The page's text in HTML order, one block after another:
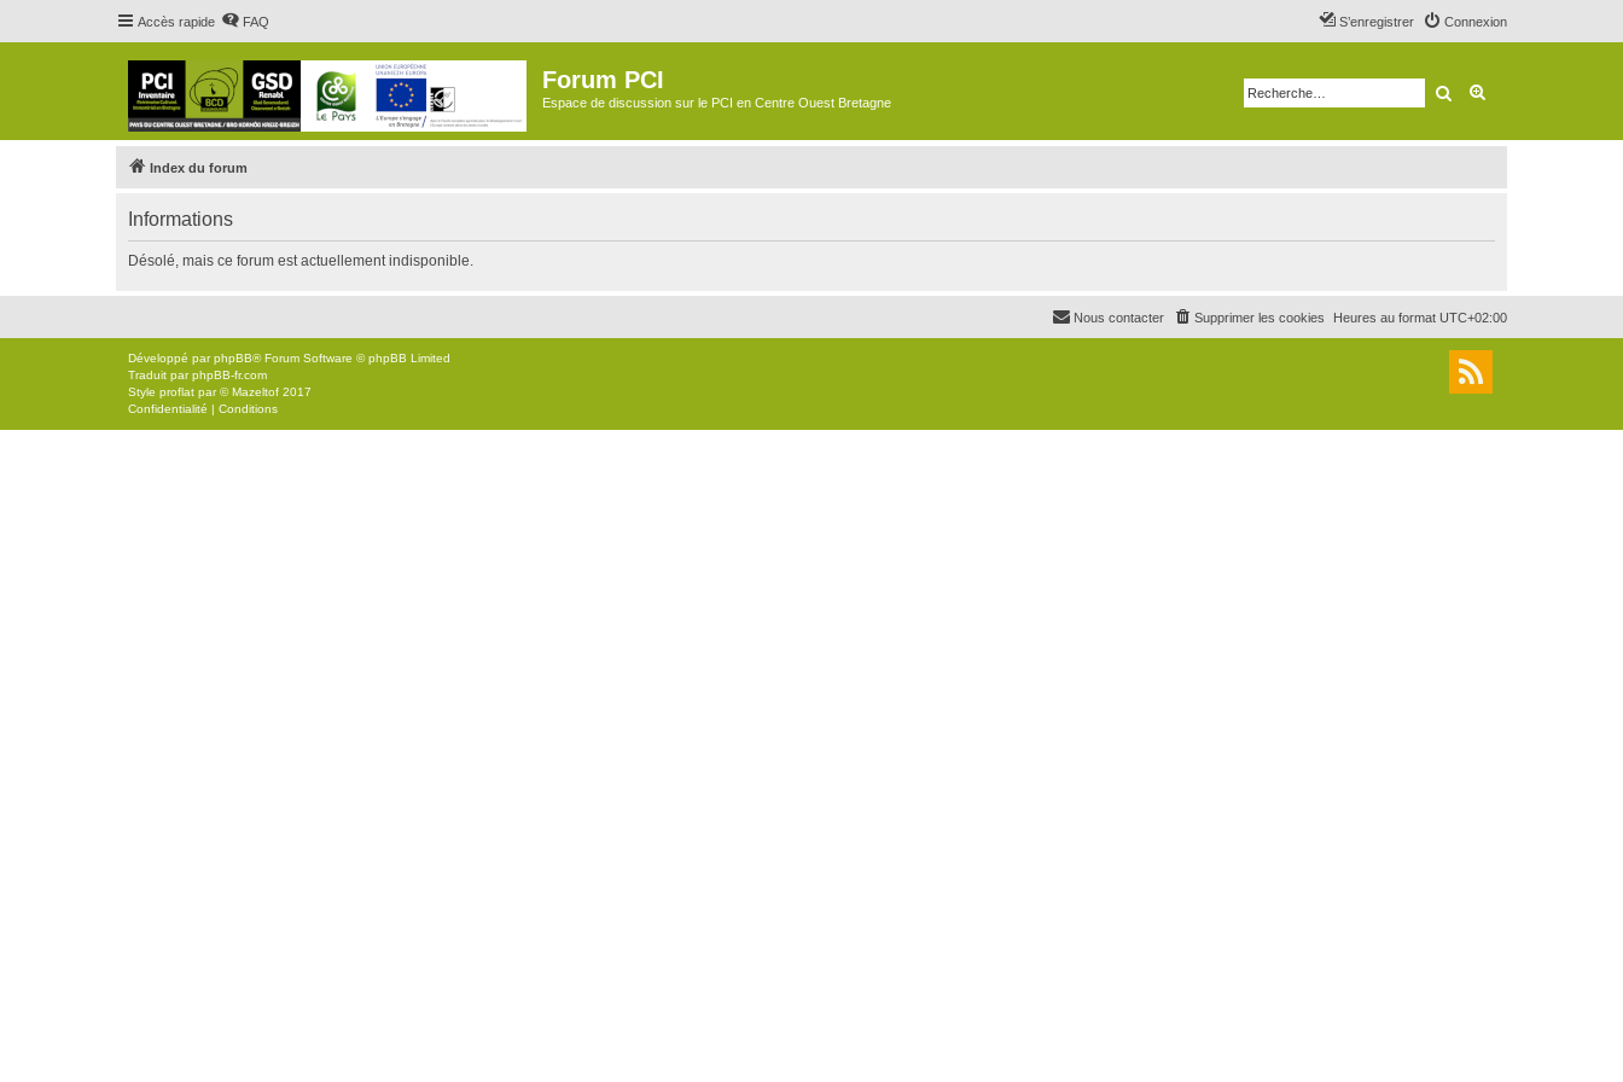
Accès rapide FAQ Connexion
S’enregistrer
Forum PCI
Espace de discussion sur le PCI en Centre Ouest Bretagne Rechercher
Index du forum
Informations
Désolé, mais ce forum est actuellement indisponible.
Heures au format UTC+02:00
Supprimer les cookies
Nous contacter
Développé parphpBB® Forum Software © phpBB Limited
Traduit parphpBB-fr.com
Style proflat par ©Mazeltof 2017
Confidentialité | Conditions